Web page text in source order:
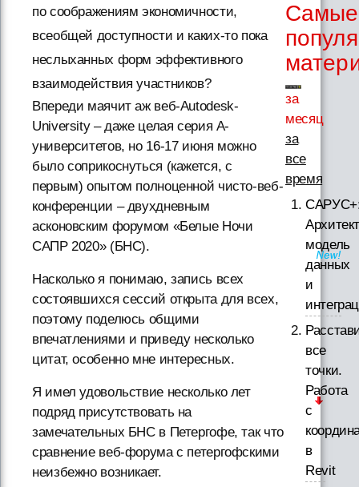
по соображениям экономичности,
всеобщей доступности и каких-то пока
неслыханных форм эффективного
взаимодействия участников?
Впереди маячит аж веб-Autodesk-
University – даже целая серия А-
университетов, но 16-17 июня можно
было соприкоснуться (кажется, с
первым) опытом полноценной чисто-веб-
конференции – двухдневным
асконовским форумом «Белые Ночи
САПР 2020» (БНС).
Насколько я понимаю, запись всех
состоявшихся сессий открыта для всех,
поэтому поделюсь общими
впечатлениями и приведу несколько
цитат, особенно мне интересных.
Я имел удовольствие несколько лет
подряд присутствовать на
замечательных БНС в Петергофе, так что
сравнение веб-форума с петергофскими
неизбежно возникает.
Самые
за
месяц
за
все
время
модель
данных
и
все
точки.
Работа
с
в
Revit